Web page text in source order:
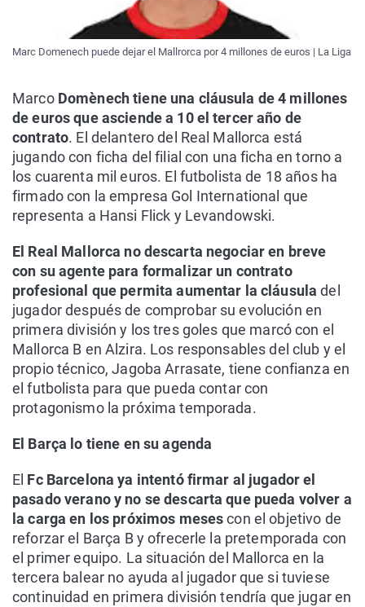
Marc Domenech puede dejar el Mallrorca por 4 millones de euros | La Liga
Marco Domènech tiene una cláusula de 4 millones
de euros que asciende a 10 el tercer año de
contrato. El delantero del Real Mallorca está
jugando con ficha del filial con una ficha en torno a
los cuarenta mil euros. El futbolista de 18 años ha
firmado con la empresa Gol International que
representa a Hansi Flick y Levandowski.
El Real Mallorca no descarta negociar en breve
con su agente para formalizar un contrato
profesional que permita aumentar la cláusuladel
jugador después de comprobar su evolución en
primera división y los tres goles que marcó con el
Mallorca B en Alzira. Los responsables del club y el
propio técnico, Jagoba Arrasate, tiene confianza en
el futbolista para que pueda contar con
protagonismo la próxima temporada.
El Barça lo tiene en su agenda
El Fc Barcelona ya intentó firmar al jugador el
pasado verano y no se descarta que pueda volver a
la carga en los próximos mesescon el objetivo de
reforzar el Barça B y ofrecerle la pretemporada con
el primer equipo. La situación del Mallorca en la
tercera balear no ayuda al jugador que si tuviese
continuidad en primera división tendría que jugar en